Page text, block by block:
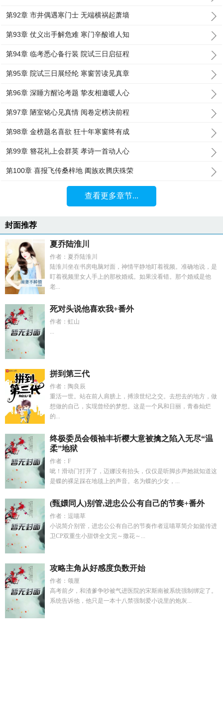
第92章 市井偶遇寒门士 无端横祸起萧墙
第93章 仗义出手解危难 寒门辛酸谁人知
第94章 临考悉心备行装 院试三日启征程
第95章 院试三日展经纶 寒窗苦读见真章
第96章 深睡方醒论考题 挚友相邀暖人心
第97章 陋室铭心见真情 阅卷定榜决前程
第98章 金榜题名喜欲 狂十年寒窗终有成
第99章 簪花礼上会群英 孝诗一首动人心
第100章 喜报飞传桑梓地 阖族欢腾庆殊荣
查看更多章节...
封面推荐
夏乔陆淮川
作者：夏乔陆淮川
陆淮川坐在书房电脑对面，神情平静地盯着视频。准确地说，是
盯着视频里女人手上的那枚婚戒。如果没看错。那个婚戒是他
老...
死对头说他喜欢我+番外
作者：虹山
...
拼到第三代
作者：陶良辰
重活一世。站在前人肩膀上，搏浪世纪之交。去想去的地方，做
想做的自己，实现曾经的梦想。这是一个风和日丽，青春灿烂
的...
终极委员会领袖丰祈樱大意被擒之陷入无尽“温
柔”地狱
作者：F
呲！滑动门打开了，迈娜没有抬头，仅仅是听脚步声她就知道这
是蝶的裸足踩在地毯上的声音。名为蝶的少女，...
(甄嬛同人)别管,进忠公公有自己的节奏+番外
作者：逗喵草
小说简介别管，进忠公公有自己的节奏作者逗喵草简介如懿传进
卫CP双重生小甜饼全文完～撒花～...
攻略主角从好感度负数开始
作者：颂厘
高考前夕，和渣爹争吵被气进医院的宋斯南被系统强制绑定了。
系统告诉他，他只是一本十八禁强制爱小说里的炮灰...